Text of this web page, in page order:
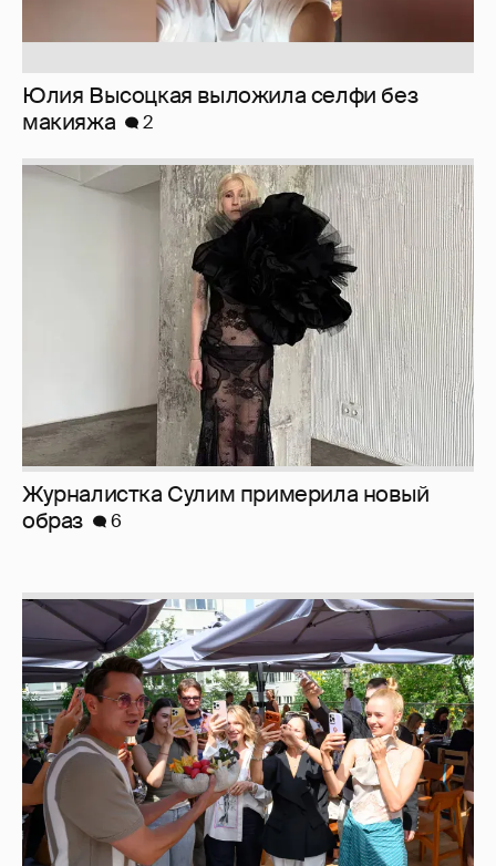
Юлия Высоцкая выложила селфи без
макияжа
2
Журналистка Сулим примерила новый
образ
6